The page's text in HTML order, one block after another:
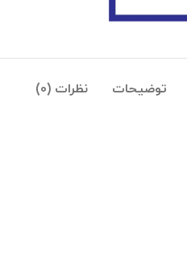
توضیحات نظرات (0)